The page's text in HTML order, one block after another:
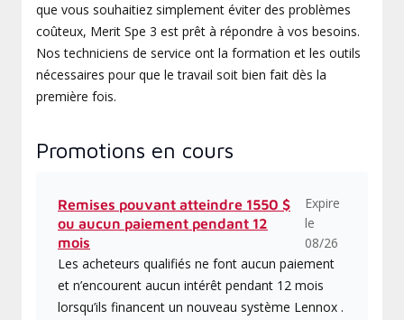
que vous souhaitiez simplement éviter des problèmes
coûteux, Merit Spe 3 est prêt à répondre à vos besoins.
Nos techniciens de service ont la formation et les outils
nécessaires pour que le travail soit bien fait dès la
première fois.
Promotions en cours
Remises pouvant atteindre 1550 $
ou aucun paiement pendant 12
mois
Expire
le
08/26
Les acheteurs qualifiés ne font aucun paiement
et n’encourent aucun intérêt pendant 12 mois
lorsqu’ils financent un nouveau système Lennox .